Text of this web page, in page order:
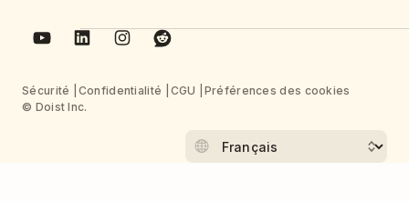
Sécurité Confidentialité CGU
Préférences des cookies
© Doist Inc.